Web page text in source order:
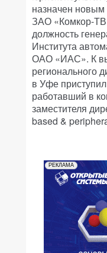
назначен
ЗАО «Комкор-
должность
Института
ОАО «ИАС». К
регионального
в Уфе
работавший в
заместителя
based &
РЕКЛАМА